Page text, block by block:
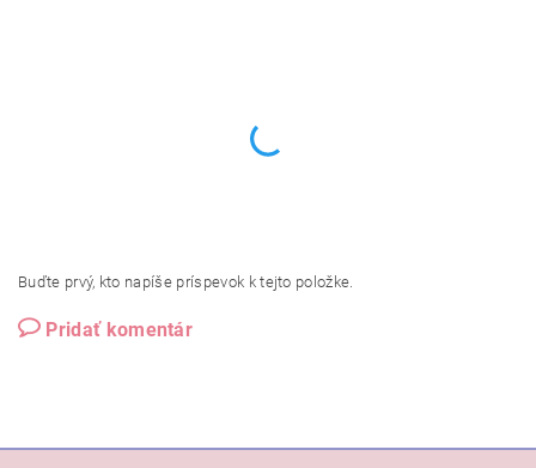
Buďte prvý, kto napíše príspevok k tejto položke.
Pridať komentár